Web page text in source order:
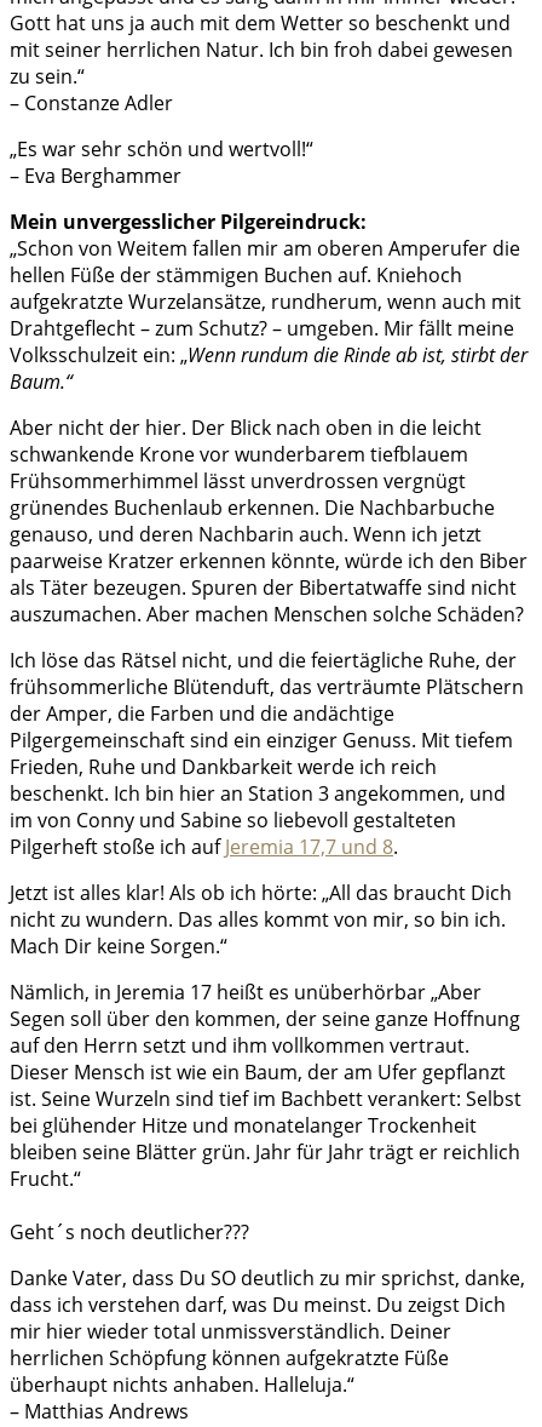
Gott hat uns ja auch mit dem Wetter so beschenkt und
mit seiner herrlichen Natur. Ich bin froh dabei gewesen
zu sein.“
– Constanze Adler
„Es war sehr schön und wertvoll!“
– Eva Berghammer
Mein unvergesslicher Pilgereindruck:
„Schon von Weitem fallen mir am oberen Amperufer die
hellen Füße der stämmigen Buchen auf. Kniehoch
aufgekratzte Wurzelansätze, rundherum, wenn auch mit
Drahtgeflecht – zum Schutz? – umgeben. Mir fällt meine
Volksschulzeit ein: „Wenn rundum die Rinde ab ist, stirbt der
Baum.“
Aber nicht der hier. Der Blick nach oben in die leicht
schwankende Krone vor wunderbarem tiefblauem
Frühsommerhimmel lässt unverdrossen vergnügt
grünendes Buchenlaub erkennen. Die Nachbarbuche
genauso, und deren Nachbarin auch. Wenn ich jetzt
paarweise Kratzer erkennen könnte, würde ich den Biber
als Täter bezeugen. Spuren der Bibertatwaffe sind nicht
auszumachen. Aber machen Menschen solche Schäden?
Ich löse das Rätsel nicht, und die feiertägliche Ruhe, der
frühsommerliche Blütenduft, das verträumte Plätschern
der Amper, die Farben und die andächtige
Pilgergemeinschaft sind ein einziger Genuss. Mit tiefem
Frieden, Ruhe und Dankbarkeit werde ich reich
beschenkt. Ich bin hier an Station 3 angekommen, und
im von Conny und Sabine so liebevoll gestalteten
Pilgerheft stoße ich aufJeremia 17,7 und 8.
Jetzt ist alles klar! Als ob ich hörte: „All das braucht Dich
nicht zu wundern. Das alles kommt von mir, so bin ich.
Mach Dir keine Sorgen.“
Nämlich, in Jeremia 17 heißt es unüberhörbar „Aber
Segen soll über den kommen, der seine ganze Hoffnung
auf den Herrn setzt und ihm vollkommen vertraut.
Dieser Mensch ist wie ein Baum, der am Ufer gepflanzt
ist. Seine Wurzeln sind tief im Bachbett verankert: Selbst
bei glühender Hitze und monatelanger Trockenheit
bleiben seine Blätter grün. Jahr für Jahr trägt er reichlich
Frucht.“
Geht´s noch deutlicher???
Danke Vater, dass Du SO deutlich zu mir sprichst, danke,
dass ich verstehen darf, was Du meinst. Du zeigst Dich
mir hier wieder total unmissverständlich. Deiner
herrlichen Schöpfung können aufgekratzte Füße
überhaupt nichts anhaben. Halleluja.“
– Matthias Andrews